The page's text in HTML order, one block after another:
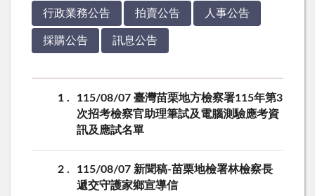
行政業務公告 拍賣公告 人事公告
採購公告 訊息公告
1
115/08/07 臺灣苗栗地方檢察署115年第3
次招考檢察官助理筆試及電腦測驗應考資
訊及應試名單
2
115/08/07 新聞稿-苗栗地檢署林檢察長
遞交守護家鄉宣導信